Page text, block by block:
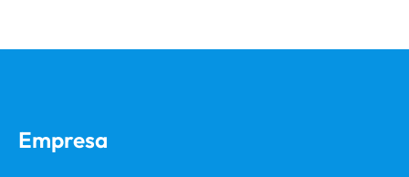
Empresa